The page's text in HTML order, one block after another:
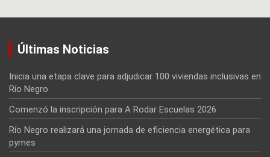
Últimas Noticias
Inicia una etapa clave para adjudicar 100 viviendas inclusivas en
Río Negro
Comenzó la inscripción para A Rodar Escuelas 2026
Río Negro realizará una jornada de eficiencia energética para
pymes